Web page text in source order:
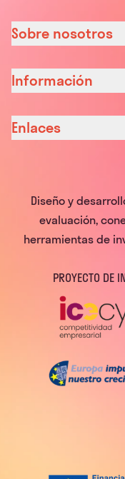
Sobre nosotros
Información
Enlaces
Diseño y
evaluación,
herramientas de
PROYECTO DE